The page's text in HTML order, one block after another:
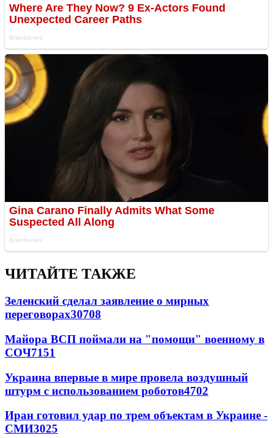
ЧИТАЙТЕ ТАКЖЕ
Зеленский сделал заявление о мирных
переговорах30708
Майора ВСП поймали на "помощи" военному в
СОЧ7151
Украина впервые в мире провела воздушный
штурм с использованием роботов4702
Иран готовил удар по трем объектам в Украине -
СМИ3025